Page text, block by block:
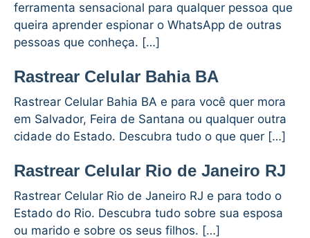
ferramenta sensacional para qualquer pessoa que
queira aprender espionar o WhatsApp de outras
pessoas que conheça. […]
Rastrear Celular Bahia BA
Rastrear Celular Bahia BA e para você quer mora
em Salvador, Feira de Santana ou qualquer outra
cidade do Estado. Descubra tudo o que quer […]
Rastrear Celular Rio de Janeiro RJ
Rastrear Celular Rio de Janeiro RJ e para todo o
Estado do Rio. Descubra tudo sobre sua esposa
ou marido e sobre os seus filhos. […]